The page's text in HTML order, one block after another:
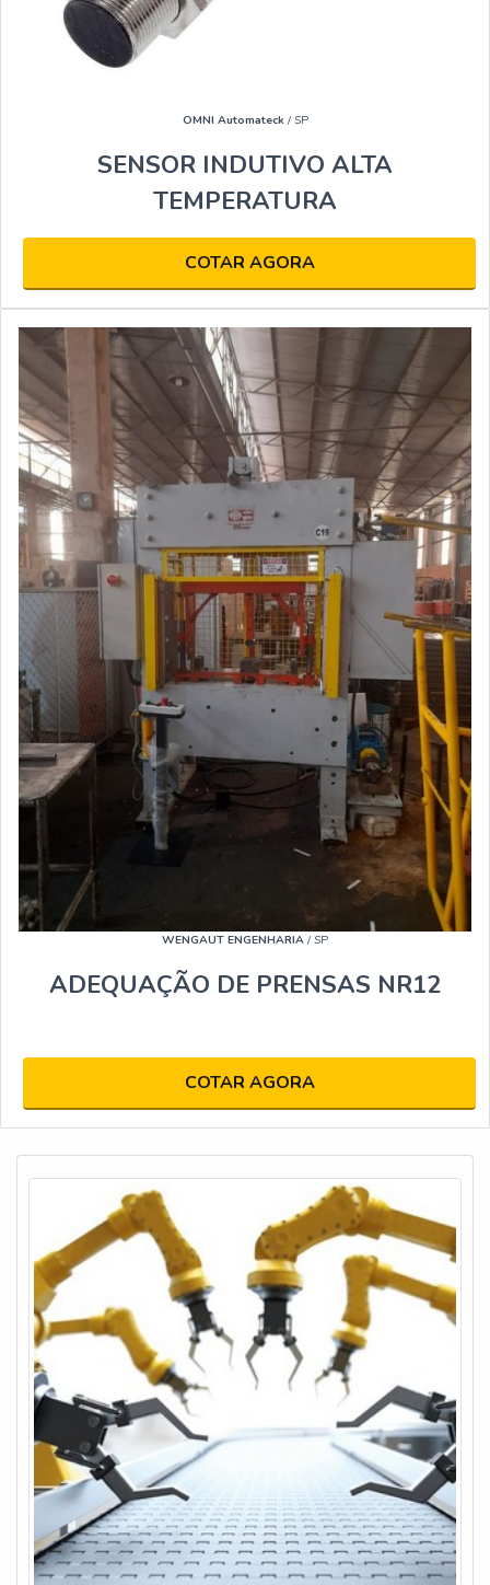
OMNI Automateck/ SP
SENSOR INDUTIVO ALTA
TEMPERATURA
COTAR AGORA
WENGAUT ENGENHARIA / SP
ADEQUAÇÃO DE PRENSAS NR12
COTAR AGORA